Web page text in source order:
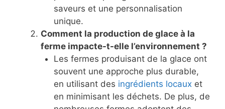
saveurs et une personnalisation
unique.
Comment la production de glace à la
ferme impacte-t-elle l’environnement ?
Les fermes produisant de la glace ont
souvent une approche plus durable,
en utilisant des ingrédients locaux et
en minimisant les déchets. De plus, de